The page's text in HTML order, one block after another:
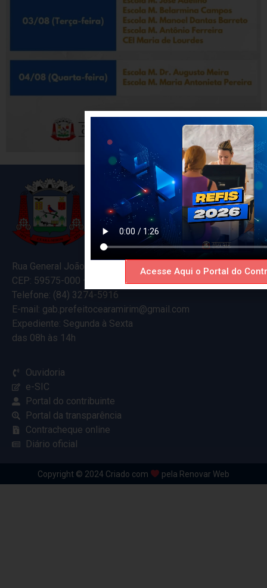
Rua General João Varela, 635
CEP: 59575-000 – Ceará-Mirim – RN
Telefone: (84) 3274-5916
E-mail: gab.prefeitocearamirim@gmail.com
Expediente: Segunda à Sexta
das 08h às 14h
Ouvidoria
e-SIC
Portal do contribuinte
Portal da transparência
Contracheque online
Diário oficial
Copyright © 2024 Criado com pela Renovar Web
Acesse Aqui o Portal do